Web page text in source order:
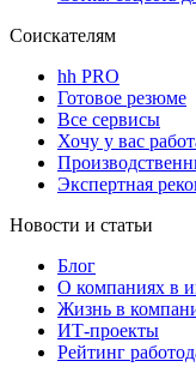
Соискателям
hh PRO
Готовое резюме
Все сервисы
Хочу у вас
Экспертная
Новости и статьи
Блог
О компаниях в
Жизнь в
ИТ-проекты
Рейтинг